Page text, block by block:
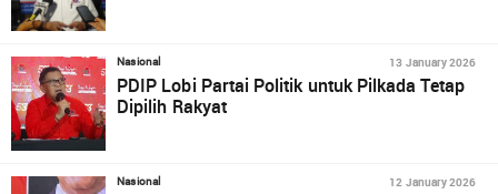
Nasional 13 January 2026
PDIP Lobi Partai Politik untuk Pilkada Tetap
Dipilih Rakyat
Nasional 12 January 2026